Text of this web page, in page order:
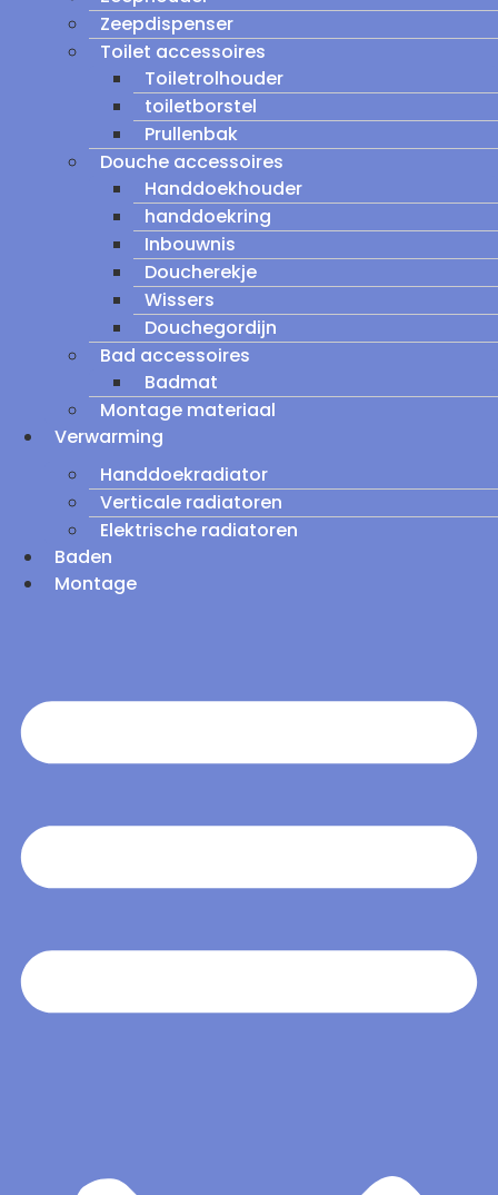
Zeepdispenser
Toilet accessoires
Toiletrolhouder
toiletborstel
Prullenbak
Douche accessoires
Handdoekhouder
handdoekring
Inbouwnis
Doucherekje
Wissers
Douchegordijn
Bad accessoires
Badmat
Montage materiaal
Verwarming
Handdoekradiator
Verticale radiatoren
Elektrische radiatoren
Baden
Montage